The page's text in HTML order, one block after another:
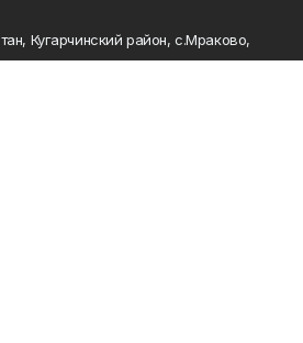
Кугарчинский район, с.Мраково,